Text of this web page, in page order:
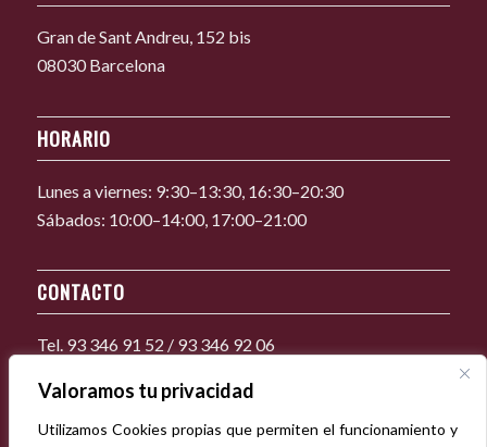
Valoramos tu privacidad
Utilizamos Cookies propias que permiten el funcionamiento y
Gran de Sant Andreu, 152 bis
08030 Barcelona
HORARIO
Lunes a viernes: 9:30–13:30, 16:30–20:30
Sábados: 10:00–14:00, 17:00–21:00
CONTACTO
Tel. 93 346 91 52 / 93 346 92 06